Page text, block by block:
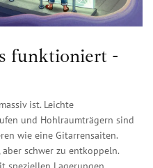
funktioniert -
ist. Leichte
und Hohlraumträgern sind
wie eine Gitarrensaiten.
schwer zu entkoppeln.